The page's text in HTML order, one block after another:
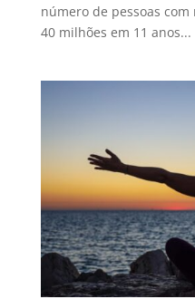
número de pessoas
40 milhões em 11 anos...